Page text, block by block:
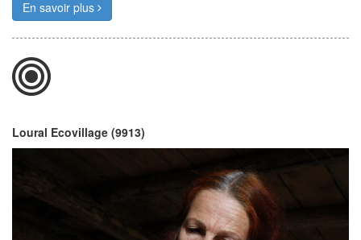
En savoir plus
Loural Ecovillage (9913)